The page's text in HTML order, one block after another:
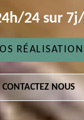
24 sur
CONTACTEZ NOUS